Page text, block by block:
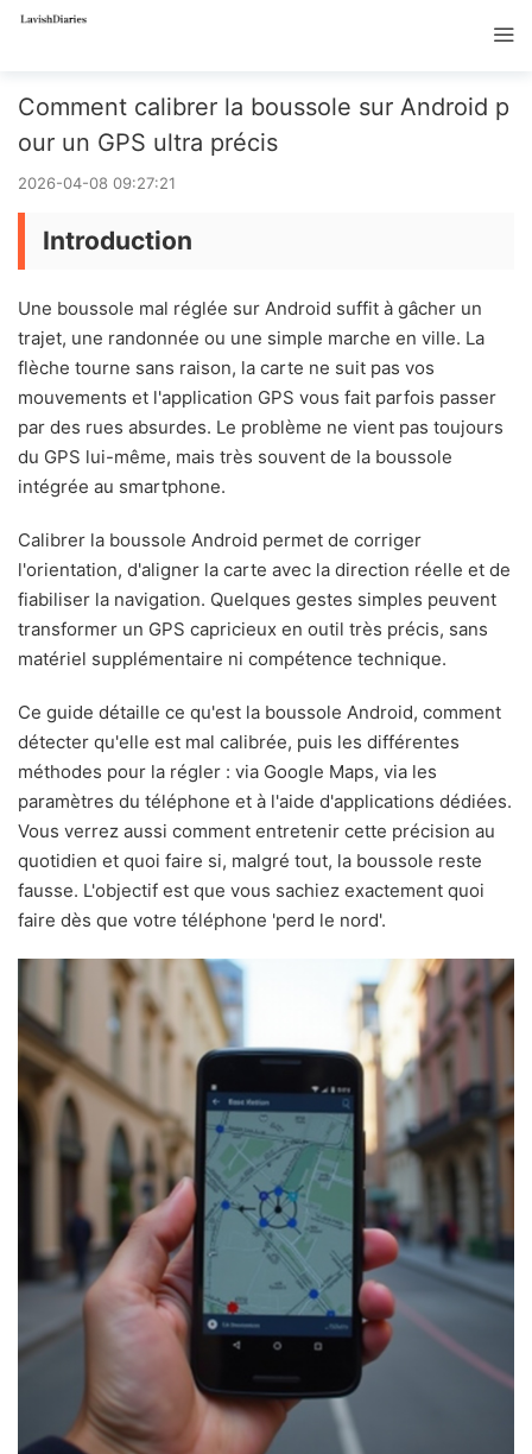
Comment calibrer la boussole sur Android p
our un GPS ultra précis
2026-04-08 09:27:21
Introduction
Une boussole mal réglée sur Android suffit à gâcher un
trajet, une randonnée ou une simple marche en ville. La
flèche tourne sans raison, la carte ne suit pas vos
mouvements et l'application GPS vous fait parfois passer
par des rues absurdes. Le problème ne vient pas toujours
du GPS lui-même, mais très souvent de la boussole
intégrée au smartphone.
Calibrer la boussole Android permet de corriger
l'orientation, d'aligner la carte avec la direction réelle et de
fiabiliser la navigation. Quelques gestes simples peuvent
transformer un GPS capricieux en outil très précis, sans
matériel supplémentaire ni compétence technique.
Ce guide détaille ce qu'est la boussole Android, comment
détecter qu'elle est mal calibrée, puis les différentes
méthodes pour la régler : via Google Maps, via les
paramètres du téléphone et à l'aide d'applications dédiées.
Vous verrez aussi comment entretenir cette précision au
quotidien et quoi faire si, malgré tout, la boussole reste
fausse. L'objectif est que vous sachiez exactement quoi
faire dès que votre téléphone 'perd le nord'.